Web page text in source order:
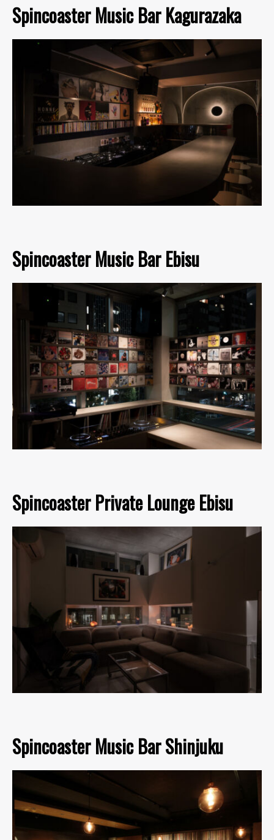
Spincoaster Music Bar Kagurazaka
Spincoaster Music Bar Ebisu
Spincoaster Private Lounge Ebisu
Spincoaster Music Bar Shinjuku